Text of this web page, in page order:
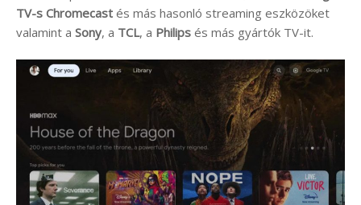
TV-s Chromecast és más hasonló streaming eszközöket
valamint a Sony, a TCL, a Philips és más gyártók TV-it.